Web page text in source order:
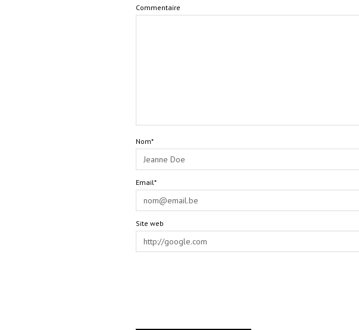
Commentaire
Nom*
Email*
Site web